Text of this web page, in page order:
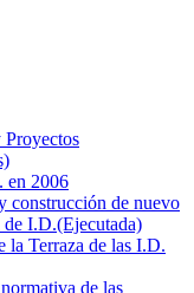
en 2006
construcción de nuevo
I.D.(Ejecutada)
la Terraza de las I.D.
de las